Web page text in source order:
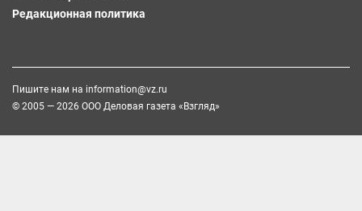
Редакционная политика
Пишите нам на information@vz.ru
© 2005 — 2026 ООО Деловая газета «Взгляд»